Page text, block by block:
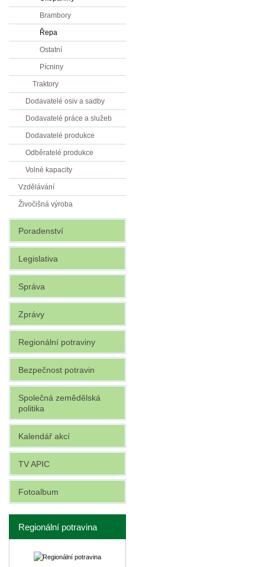
Brambory
Řepa
Ostatní
Pícniny
Traktory
Dodavatelé osiv a sadby
Dodavatelé práce a služeb
Dodavatelé produkce
Odběratelé produkce
Volné kapacity
Vzdělávání
Živočišná výroba
Poradenství
Legislativa
Správa
Zprávy
Regionální potraviny
Bezpečnost potravin
Společná zemědělská
politika
Kalendář akcí
TV APIC
Fotoalbum
Regionální potravina